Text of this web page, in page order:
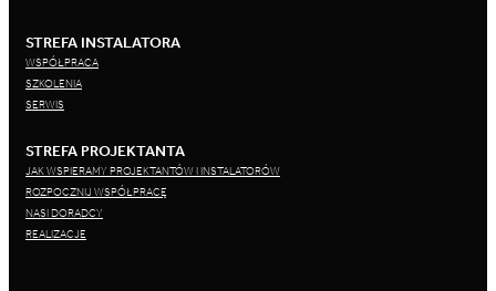
STREFA INSTALATORA
WSPÓŁPRACA
SZKOLENIA
SERWIS
STREFA PROJEKTANTA
JAK WSPIERAMY PROJEKTANTÓW I INSTALATORÓW
ROZPOCZNIJ WSPÓŁPRACĘ
NASI DORADCY
REALIZACJE